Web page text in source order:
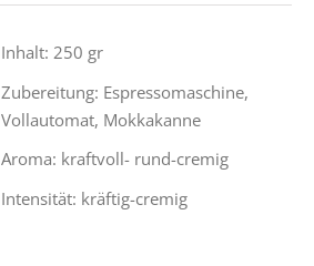
Inhalt: 250 gr
Zubereitung: Espressomaschine,
Vollautomat, Mokkakanne
Aroma: kraftvoll- rund-cremig
Intensität: kräftig-cremig